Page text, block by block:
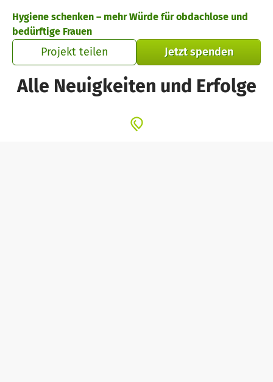
Hygiene schenken – mehr Würde für obdachlose und
bedürftige Frauen
Projekt teilen Jetzt spenden
Alle Neuigkeiten und Erfolge